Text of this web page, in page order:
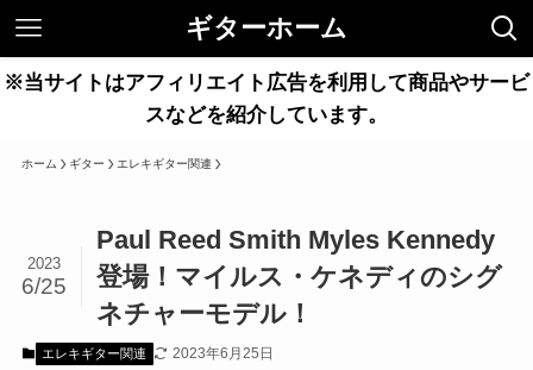
ギターホーム
※当サイトはアフィリエイト広告を利用して商品やサービ
スなどを紹介しています。
ホーム ギター エレキギター関連
Paul Reed Smith Myles Kennedy
登場！マイルス・ケネディのシグ
ネチャーモデル！
2023
6/25
エレキギター関連 2023年6月25日